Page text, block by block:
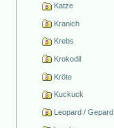
Katze
Kranich
Krebs
Krokodil
Kröte
Kuckuck
Leopard / Gepard